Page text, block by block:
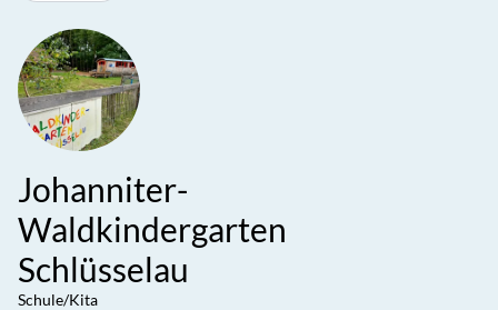
Johanniter-
Waldkindergarten
Schlüsselau
Schule/Kita